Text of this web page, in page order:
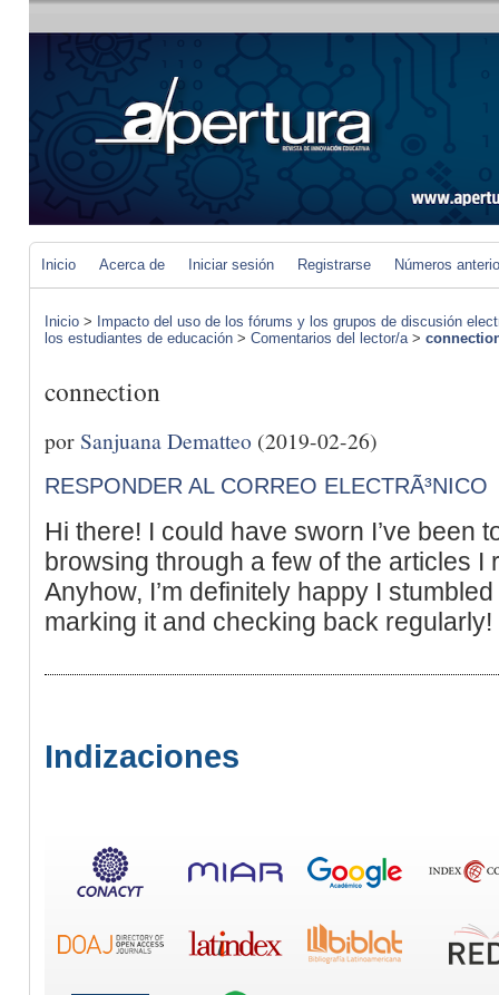
Inicio Acerca de Iniciar sesión Registrarse Números
Inicio > Impacto del uso de los fórums y los grupos de discusión
los estudiantes de educación > Comentarios del lector/a>
connection
porSanjuana Dematteo (2019-02-26)
RESPONDER AL CORREO ELECTRÃ³NICO
Hi there! I could have sworn I’ve been
browsing through a few of the articles I
Anyhow, I’m definitely happy I
marking it and checking back regularly!
Indizaciones